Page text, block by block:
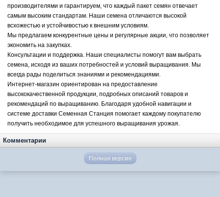
производителями и гарантируем, что каждый пакет семян отвечает
самым высоким стандартам. Наши семена отличаются высокой
всхожестью и устойчивостью к внешним условиям.
Мы предлагаем конкурентные цены и регулярные акции, что позволяет
экономить на закупках.
Консультации и поддержка. Наши специалисты помогут вам выбрать
семена, исходя из ваших потребностей и условий выращивания. Мы
всегда рады поделиться знаниями и рекомендациями.
Интернет-магазин ориентирован на предоставление
высококачественной продукции, подробных описаний товаров и
рекомендаций по выращиванию. Благодаря удобной навигации и
системе доставки Семенная Станция помогает каждому покупателю
получить необходимое для успешного выращивания урожая.
Комментарии
Полная версия